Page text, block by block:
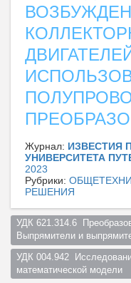
Журнал: ИЗВЕСТИЯ
УНИВЕРСИТЕТА
2023
Рубрики:
РЕШЕНИЯ
УДК 621.314.6
Выпрямители и
УДК 004.942
математической модели